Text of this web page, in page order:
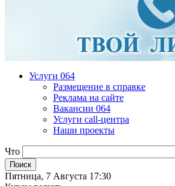
Услуги 064
Размещение в справке
Реклама на сайте
Вакансии 064
Услуги call-центра
Наши проекты
Что
Пятница, 7 Августа 17:30